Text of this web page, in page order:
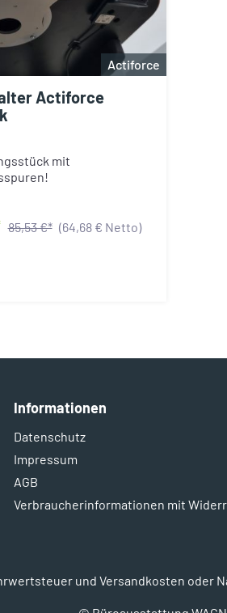
Actiforce
Actiforce
mit
85,53 €* (64,68 € Netto)
Informationen
Datenschutz
Impressum
AGB
Verbraucherinformationen mit
und Versandkosten oder